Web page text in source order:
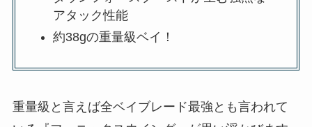
アタック性能
約38gの重量級ベイ！
重量級と言えば全ベイブレード最強とも言われて